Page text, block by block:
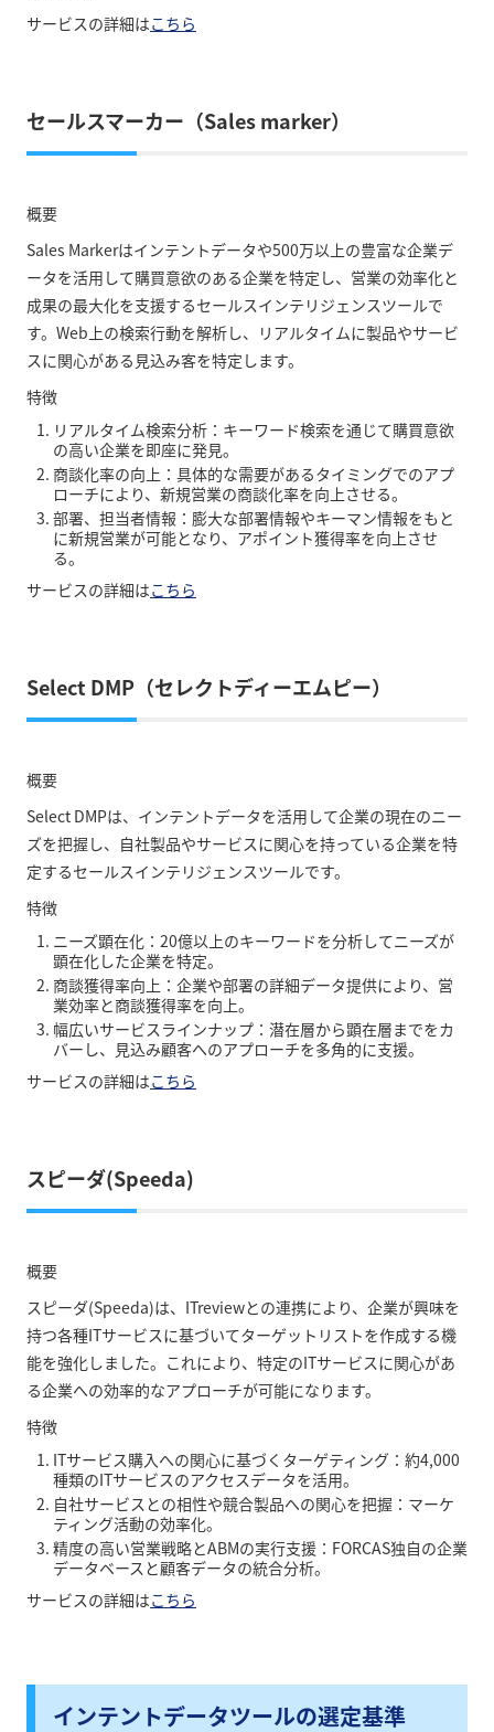
サービスの詳細はこちら
セールスマーカー（Sales marker）
概要
Sales Markerはインテントデータや500万以上の豊富な企業デ
ータを活用して購買意欲のある企業を特定し、営業の効率化と
成果の最大化を支援するセールスインテリジェンスツールで
す。Web上の検索行動を解析し、リアルタイムに製品やサービ
スに関心がある見込み客を特定します。
特徴
リアルタイム検索分析：キーワード検索を通じて購買意欲
の高い企業を即座に発見。
商談化率の向上：具体的な需要があるタイミングでのアプ
ローチにより、新規営業の商談化率を向上させる。
部署、担当者情報：膨大な部署情報やキーマン情報をもと
に新規営業が可能となり、アポイント獲得率を向上させ
る。
サービスの詳細はこちら
Select DMP（セレクトディーエムピー）
概要
Select DMPは、インテントデータを活用して企業の現在のニー
ズを把握し、自社製品やサービスに関心を持っている企業を特
定するセールスインテリジェンスツールです。
特徴
ニーズ顕在化：20億以上のキーワードを分析してニーズが
顕在化した企業を特定。
商談獲得率向上：企業や部署の詳細データ提供により、営
業効率と商談獲得率を向上。
幅広いサービスラインナップ：潜在層から顕在層までをカ
バーし、見込み顧客へのアプローチを多角的に支援。
サービスの詳細はこちら
スピーダ(Speeda)
概要
スピーダ(Speeda)は、ITreviewとの連携により、企業が興味を
持つ各種ITサービスに基づいてターゲットリストを作成する機
能を強化しました。これにより、特定のITサービスに関心があ
る企業への効率的なアプローチが可能になります。
特徴
ITサービス購入への関心に基づくターゲティング：約4,000
種類のITサービスのアクセスデータを活用。
自社サービスとの相性や競合製品への関心を把握：マーケ
ティング活動の効率化。
精度の高い営業戦略とABMの実行支援：FORCAS独自の企業
データベースと顧客データの統合分析。
サービスの詳細はこちら
インテントデータツールの選定基準